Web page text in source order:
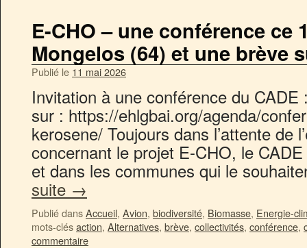
E-CHO – une conférence ce
Mongelos (64) et une brève
Publié le 11 mai 2026
Invitation à une conférence du
sur : https://ehlgbai.org/agenda/
kerosene/ Toujours dans l’attente de
concernant le projet E-CHO, le
et dans les communes qui le
suite →
Publié dansAccueil, Avion, biodiversité, Biomasse, Energie-
mots-clésaction, Alternatives, brève, collectivités, conférence,
commentaire